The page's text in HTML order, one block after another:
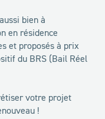
bien à
en résidence
et proposés à prix
du BRS (Bail Réel
votre projet
!